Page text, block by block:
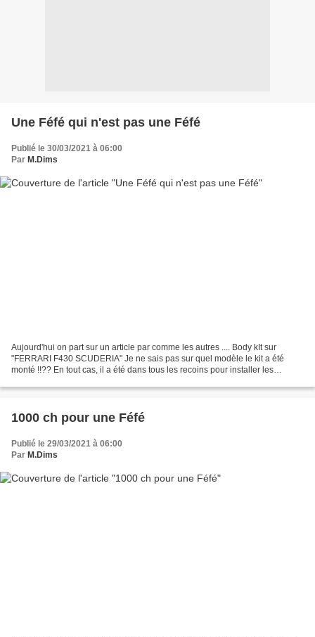
Une Féfé qui n'est pas une Féfé
Publié le 30/03/2021 à 06:00
Par M.Dims
Aujourd'hui on part sur un article par comme les autres .... Body kIt sur
"FERRARI F430 SCUDERIA" Je ne sais pas sur quel modèle le kit a été
monté !!?? En tout cas, il a été dans tous les recoins pour installer les
1000 ch pour une Féfé
Publié le 29/03/2021 à 06:00
Par M.Dims